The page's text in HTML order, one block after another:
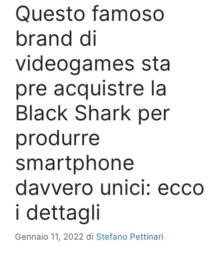
Questo famoso
brand di
videogames sta
pre acquistre la
Black Shark per
produrre
smartphone
davvero unici: ecco
i dettagli
Gennaio 11, 2022 di Stefano Pettinari